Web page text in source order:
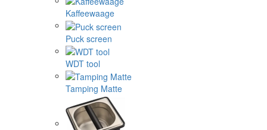
Kaffeewaage
Puck screen
WDT tool
Tamping Matte